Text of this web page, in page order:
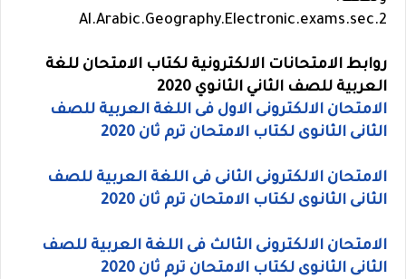
Al.Arabic.Geography.Electronic.exams.sec.2
روابط الامتحانات الالكترونية لكتاب الامتحان للغة
العربية للصف الثاني الثانوي 2020
الامتحان الالكترونى الاول فى اللغة العربية للصف
الثانى الثانوى لكتاب الامتحان ترم ثان 2020
الامتحان الالكترونى الثانى فى اللغة العربية للصف
الثانى الثانوى لكتاب الامتحان ترم ثان 2020
الامتحان الالكترونى الثالث فى اللغة العربية للصف
الثانى الثانوى لكتاب الامتحان ترم ثان 2020